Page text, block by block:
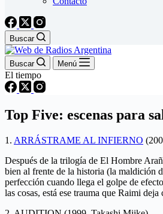
Buscar
Buscar Menú
El tiempo
Top Five: escenas para
1. ARRÁSTRAME AL INFIERNO
Después de la trilogía de El Hombre
bien al frente de la historia (la maldición
perfección cuando llega el golpe de
las cosas, está ese trauma que Raimi